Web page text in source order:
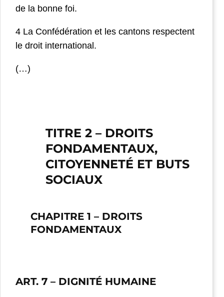
de la bonne foi.
4 La Confédération et les cantons respectent
le droit international.
(…)
TITRE 2 – DROITS
FONDAMENTAUX,
CITOYENNETÉ ET BUTS
SOCIAUX
CHAPITRE 1 – DROITS
FONDAMENTAUX
ART. 7 – DIGNITÉ HUMAINE